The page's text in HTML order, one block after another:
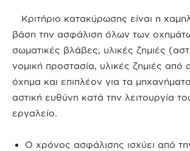
Κριτήριο κατακύρωσης είναι η
βάση την ασφάλιση όλων των
σωματικές βλάβες, υλικές ζημιές
νομική προστασία, υλικές ζημιές από
όχημα και επιπλέον για τα
αστική ευθύνη κατά την λειτουργία
εργαλείο.
Ο χρόνος ασφάλισης ισχύει από